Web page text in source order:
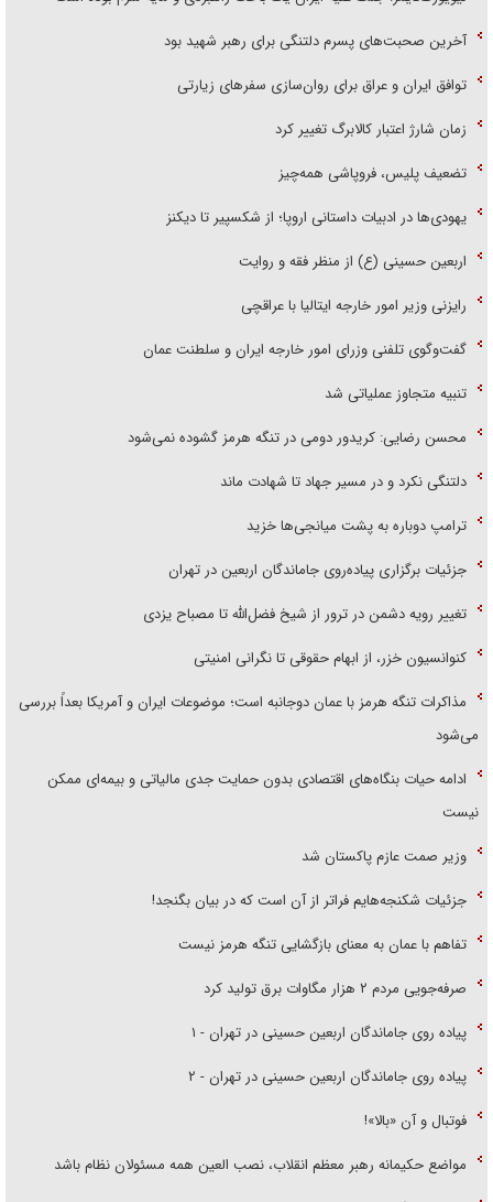
آخرین صحبت‌های پسرم دلتنگی برای رهبر شهید بود
توافق ایران و عراق برای روان‌سازی سفر‌های زیارتی
زمان شارژ اعتبار کالابرگ تغییر کرد
تضعیف پلیس، فروپاشی همه‌چیز
یهودی‌ها در ادبیات داستانی اروپا؛ از شکسپیر تا دیکنز
اربعین حسینی (ع) از منظر فقه و روایت
رایزنی وزیر امور خارجه ایتالیا با عراقچی
گفت‌وگوی تلفنی وزرای امور خارجه ایران و سلطنت عمان
تنبیه متجاوز عملیاتی شد
محسن رضایی: کریدور دومی در تنگه هرمز گشوده نمی‌شود
دلتنگی نکرد و در مسیر جهاد تا شهادت ماند
ترامپ دوباره به پشت میانجی‌ها خزید
جزئیات برگزاری پیاده‌روی جاماندگان اربعین در تهران
تغییر رویه دشمن در ترور از شیخ فضل‌الله تا مصباح یزدی
کنوانسیون خزر، از ابهام حقوقی تا نگرانی امنیتی
مذاکرات تنگه هرمز با عمان دوجانبه است؛ موضوعات ایران و آمریکا بعداً بررسی
می‌شود
ادامه حیات بنگاه‌های اقتصادی بدون حمایت جدی مالیاتی و بیمه‌ای ممکن
نیست
وزیر صمت عازم پاکستان شد
جزئیات شکنجه‌هایم فراتر از آن است که در بیان بگنجد!
تفاهم با عمان به معنای بازگشایی تنگه هرمز نیست
صرفه‌جویی مردم ۲ هزار مگاوات برق تولید کرد
پیاده روی جاماندگان اربعین حسینی در تهران - ۱
پیاده روی جاماندگان اربعین حسینی در تهران - ۲
فوتبال و آن «بالا»!
مواضع حکیمانه رهبر معظم انقلاب، نصب العین همه مسئولان نظام باشد